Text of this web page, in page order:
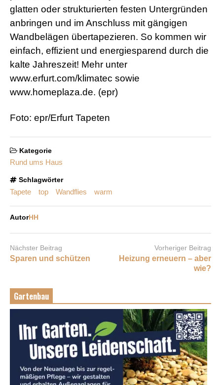
glatten oder strukturierten festen Untergründen
anbringen und im Anschluss mit gängigen
Wandbelägen übertapezieren. So kommen wir
einfach, effizient und energiesparend durch die
kalte Jahreszeit! Mehr unter
www.erfurt.com/klimatec sowie
www.homeplaza.de. (epr)
Foto: epr/Erfurt Tapeten
Kategorie
Rund ums Haus
Schlagwörter
Tapete top Wandflies warm
AutorHH
Nächster Beitrag
Sparen und schützen
Vorheriger Beitrag
Heizung erneuern – aber
wie?
Gartenbau